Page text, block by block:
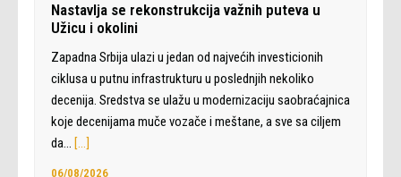
Nastavlja se rekonstrukcija važnih puteva u
Užicu i okolini
Zapadna Srbija ulazi u jedan od najvećih investicionih
ciklusa u putnu infrastrukturu u poslednjih nekoliko
decenija. Sredstva se ulažu u modernizaciju saobraćajnica
koje decenijama muče vozače i meštane, a sve sa ciljem
da… […]
06/08/2026